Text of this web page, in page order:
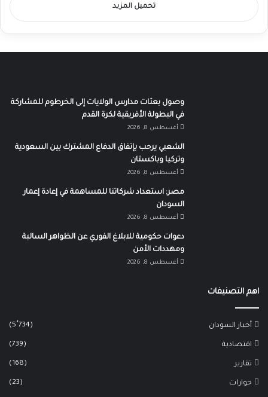
تحميل المزيد
وصول بعثات مدارس الولايات إلى الخرطوم للمشاركة
في البطولة الأفريقية لكرة القدم
أغسطس 8, 2026
الشعبي يرحب بإتفاق الدفاع المشترك بين السعودية
وتركيا وباكستان
أغسطس 8, 2026
مصر: استعداد شركاتنا للمساهمة في إعادة إعمار
السودان
أغسطس 8, 2026
دعوات حكومية للابلاغ الفوري عن الظواهر السالبة
ومهددات الأمن
أغسطس 8, 2026
اهم التصنيفات
أخبار السودان (5٬734)
اقتصادية (739)
تقارير (168)
حوارات (23)